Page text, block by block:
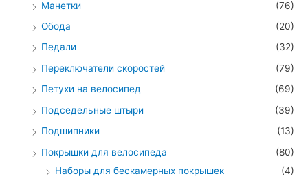
Манетки
(76)
Обода
(20)
Педали
(32)
Переключатели скоростей
(79)
Петухи на велосипед
(69)
Подседельные штыри
(39)
Подшипники
(13)
Покрышки для велосипеда
(80)
Наборы для бескамерных покрышек
(4)